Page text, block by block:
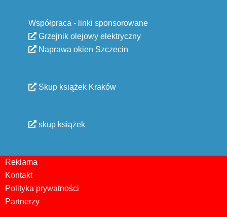
Współpraca - linki sponsorowane
Grzejnik olejowy elektryczny
Naprawa okien Szczecin
Skup książek Kraków
skup książek
Reklama
Kontakt
Polityka prywatności
Partnerzy